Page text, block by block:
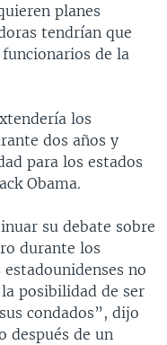
planes
tendrían que
de la
los
dos años y
para los estados
Obama.
su debate sobre
durante los
no
posibilidad de ser
condados”, dijo
después de un